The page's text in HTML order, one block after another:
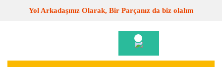
Yol Arkadaşınız Olarak, Bir Parçanız da biz olalım